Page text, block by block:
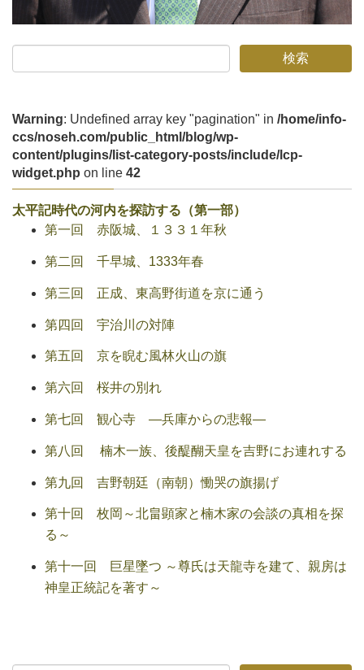
Warning: Undefined array key "pagination" in /home/info-
ccs/noseh.com/public_html/blog/wp-
content/plugins/list-category-posts/include/lcp-
widget.php on line 42
太平記時代の河内を探訪する（第一部）
第一回 赤阪城、１３３１年秋
第二回 千早城、1333年春
第三回 正成、東高野街道を京に通う
第四回 宇治川の対陣
第五回 京を睨む風林火山の旗
第六回 桜井の別れ
第七回 観心寺 ―兵庫からの悲報―
第八回 楠木一族、後醍醐天皇を吉野にお連れする
第九回 吉野朝廷（南朝）慟哭の旗揚げ
第十回 枚岡～北畠顕家と楠木家の会談の真相を探
る～
第十一回 巨星墜つ ～尊氏は天龍寺を建て、親房は
神皇正統記を著す～